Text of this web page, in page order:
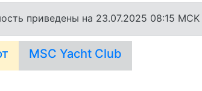
приведены на 23.07.2025 08:15 MCK
MSC Yacht Club